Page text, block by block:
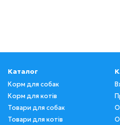
Каталог
Корм для собак
Корм для котів
Товари для собак
Товари для котів